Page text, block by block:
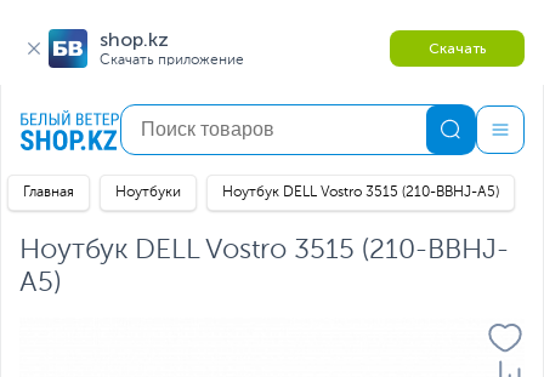
shop.kz
Скачать приложение
Скачать
Главная Ноутбуки Ноутбук DELL Vostro 3515 (210-BBHJ-A5)
Ноутбук DELL Vostro 3515 (210-BBHJ-
A5)